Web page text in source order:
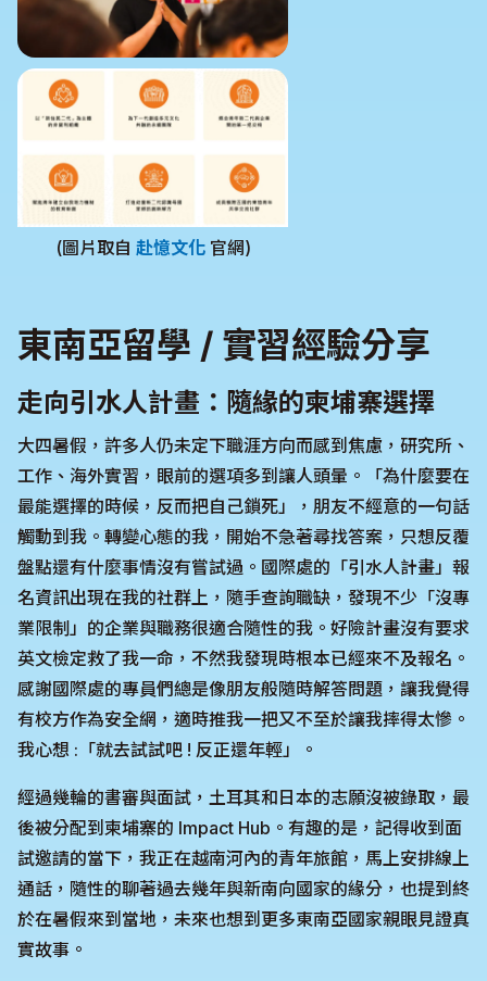
(圖片取自 赴憶文化官網)
東南亞留學 / 實習經驗分享
走向引水人計畫：隨緣的柬埔寨選擇
大四暑假，許多人仍未定下職涯方向而感到焦慮，研究所、
工作、海外實習，眼前的選項多到讓人頭暈。「為什麼要在
最能選擇的時候，反而把自己鎖死」，朋友不經意的一句話
觸動到我。轉變心態的我，開始不急著尋找答案，只想反覆
盤點還有什麼事情沒有嘗試過。國際處的「引水人計畫」報
名資訊出現在我的社群上，隨手查詢職缺，發現不少「沒專
業限制」的企業與職務很適合隨性的我。好險計畫沒有要求
英文檢定救了我一命，不然我發現時根本已經來不及報名。
感謝國際處的專員們總是像朋友般隨時解答問題，讓我覺得
有校方作為安全網，適時推我一把又不至於讓我摔得太慘。
我心想 :「就去試試吧 ! 反正還年輕」。
經過幾輪的書審與面試，土耳其和日本的志願沒被錄取，最
後被分配到柬埔寨的 Impact Hub。有趣的是，記得收到面
試邀請的當下，我正在越南河內的青年旅館，馬上安排線上
通話，隨性的聊著過去幾年與新南向國家的緣分，也提到終
於在暑假來到當地，未來也想到更多東南亞國家親眼見證真
實故事。